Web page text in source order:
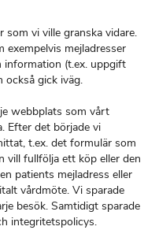
som vi ville granska vidare.
exempelvis mejladresser
information (t.ex. uppgift
också gick iväg.
webbplats som vårt
Efter det började vi
t.ex. det formulär som
vill fullfölja ett köp eller den
patients mejladress eller
vårdmöte. Vi sparade
besök. Samtidigt sparade
integritetspolicys.